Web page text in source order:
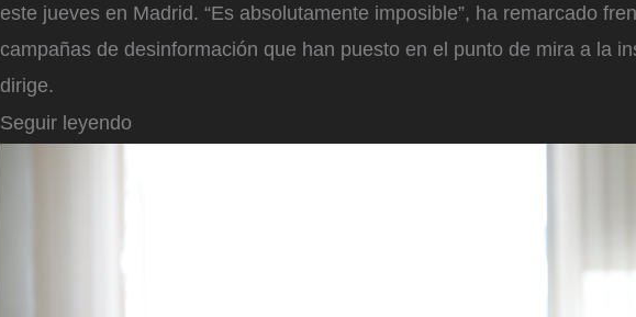
este jueves en Madrid. “Es absolutamente imposible”, ha remarcado
campañas de desinformación que han puesto en el punto de mira a la
dirige.
Seguir leyendo